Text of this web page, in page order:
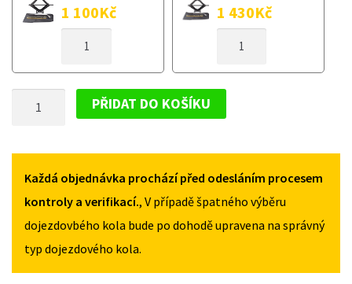
1 100Kč
KOLO
CACTUS
135/80R16
MNOŽSTVÍ
1 430Kč
KOLO
I
135/80R16
MNOŽSTVÍ
C4
CACTUS
2018
135/80R16
PŘIDAT DO KOŠÍKU
Každá objednávka prochází před odesláním procesem
kontroly a verifikací., V případě špatného výběru
dojezdovbého kola bude po dohodě upravena na správný
typ dojezdového kola.